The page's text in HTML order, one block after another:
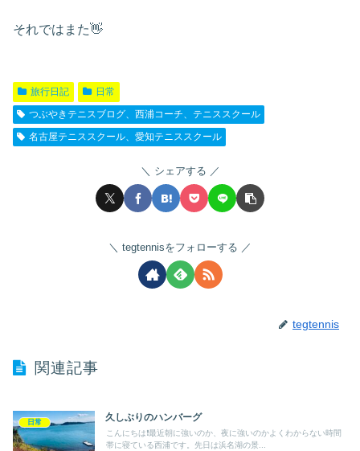
それではまた👋
旅行日記
日常
つぶやきテニスブログ、西浦コーチ、テニススクール
名古屋テニススクール、愛知テニススクール
シェアする
tegtennisをフォローする
tegtennis
関連記事
日常 久しぶりのハンバーグ
こんにちは❗️最近朝に強いのか、夜に強いのかよくわからない時間
帯に寝ている西浦です。先日は浜名湖の景...